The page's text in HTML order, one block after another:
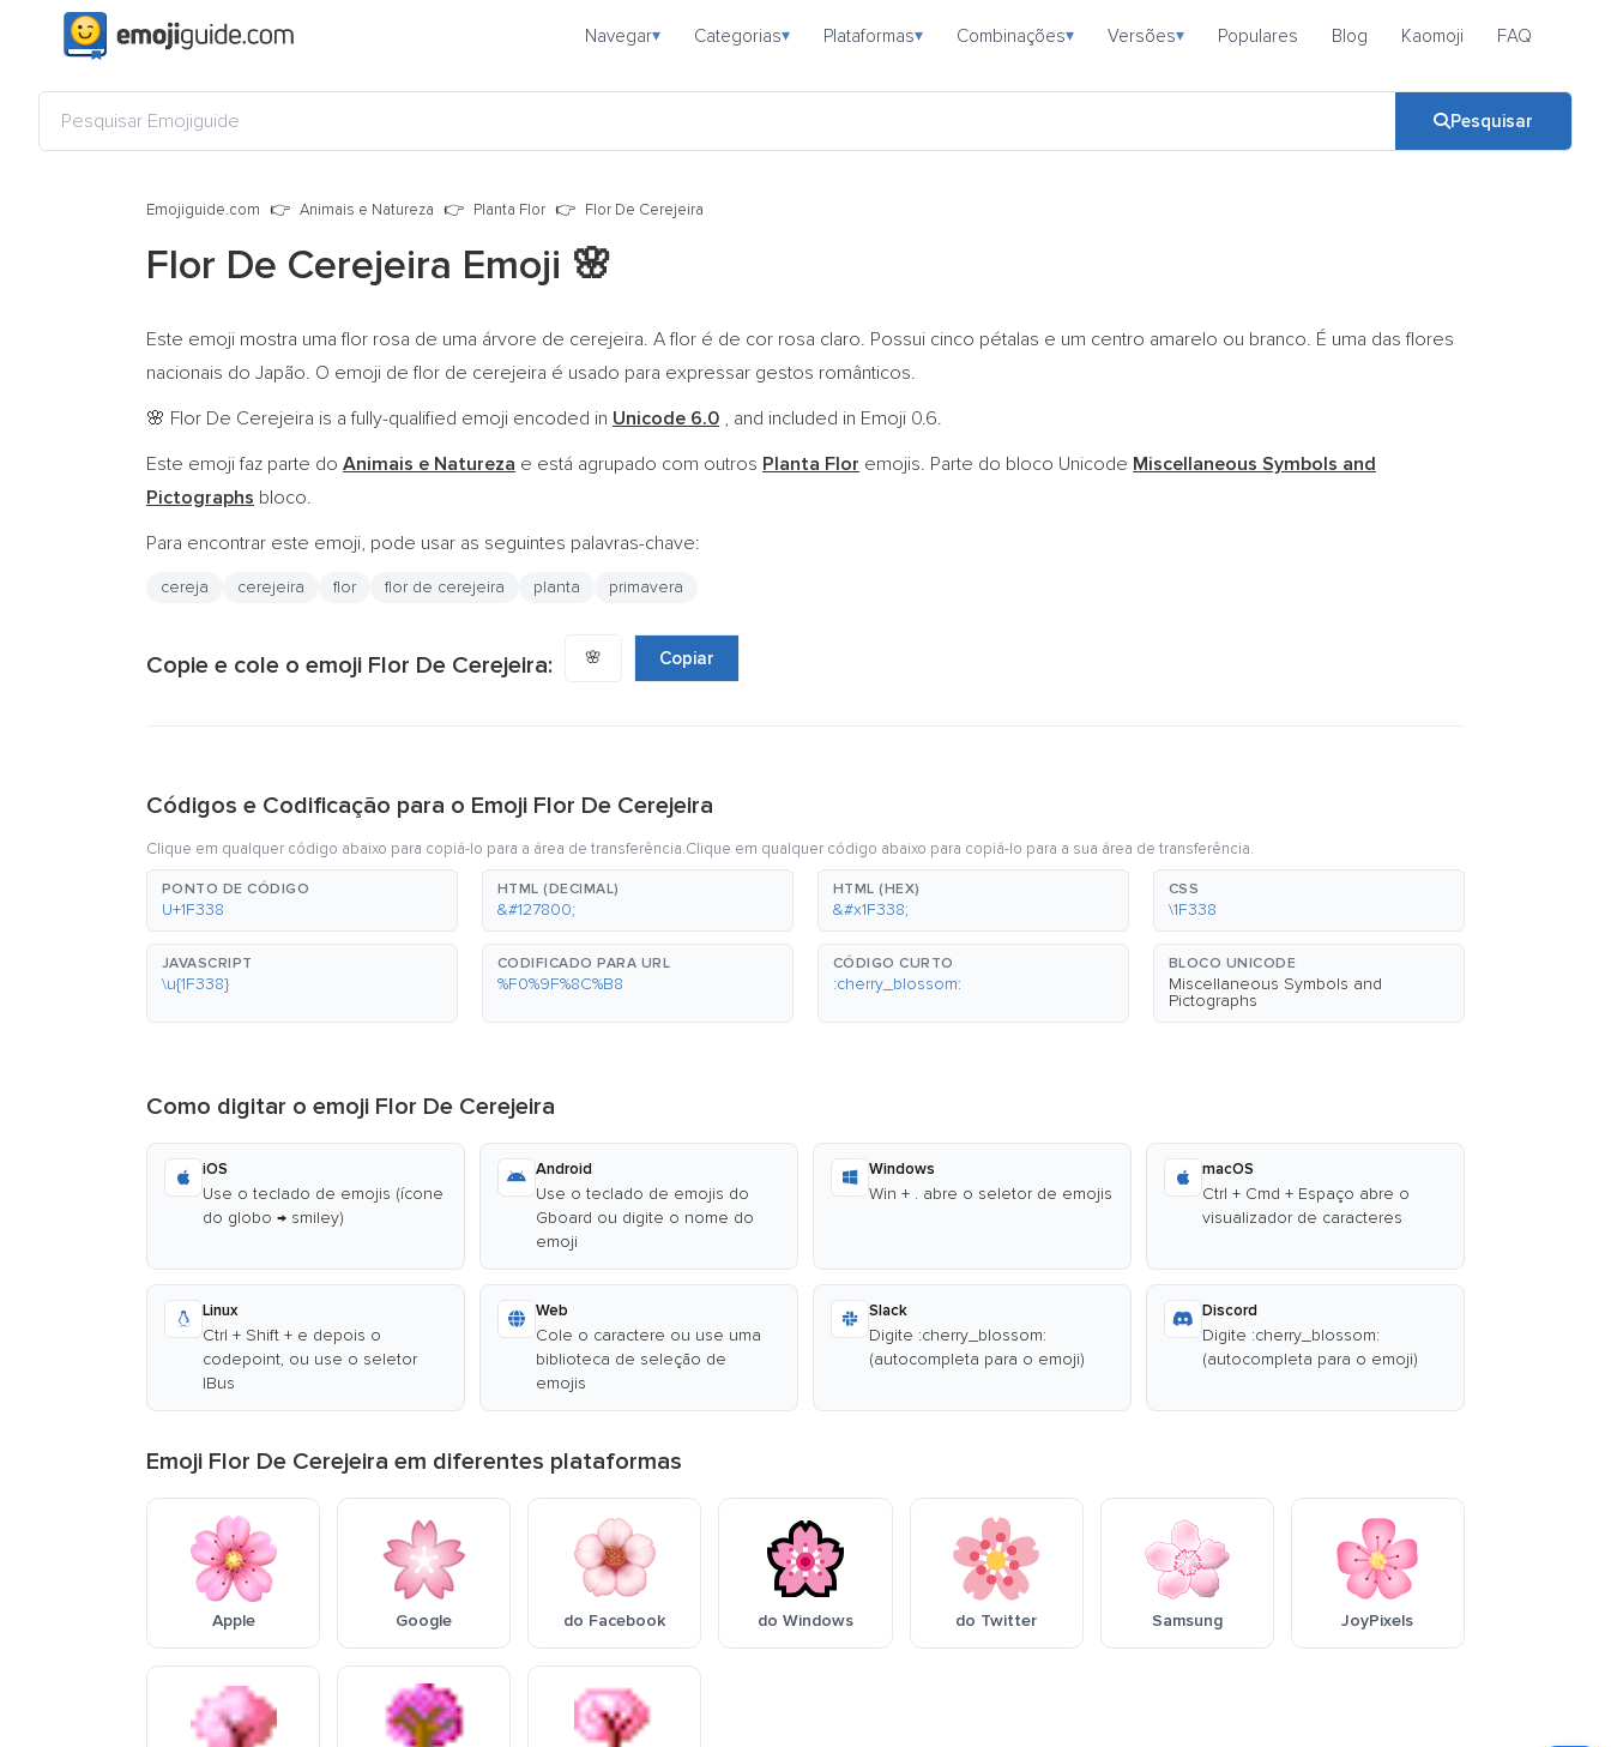
Navegar▾ Categorias▾ Plataformas▾ Combinações▾ Versões▾ Populares Blog Kaomoji FAQ
Pesquisar
Emojiguide.com Animais e Natureza Planta Flor Flor De Cerejeira
Flor De Cerejeira Emoji 🌸
Este emoji mostra uma flor rosa de uma árvore de cerejeira. A flor é de cor rosa claro. Possui cinco pétalas e um centro amarelo ou branco. É uma das flores
nacionais do Japão. O emoji de flor de cerejeira é usado para expressar gestos românticos.
🌸 Flor De Cerejeira is a fully-qualified emoji encoded in Unicode 6.0 , and included in Emoji 0.6.
Este emoji faz parte do Animais e Natureza e está agrupado com outros Planta Flor emojis. Parte do bloco Unicode Miscellaneous Symbols and
Pictographs bloco.
Para encontrar este emoji, pode usar as seguintes palavras-chave:
cereja cerejeira flor flor de cerejeira planta primavera
Copie e cole o emoji Flor De Cerejeira: 🌸 Copiar
Códigos e Codificação para o Emoji Flor De Cerejeira
Clique em qualquer código abaixo para copiá-lo para a área de transferência.Clique em qualquer código abaixo para copiá-lo para a sua área de transferência.
PONTO DE CÓDIGO
U+1F338
HTML (DECIMAL)
&#127800;
HTML (HEX)
&#x1F338;
CSS
\1F338
JAVASCRIPT
\u{1F338}
CODIFICADO PARA URL
%F0%9F%8C%B8
CÓDIGO CURTO
:cherry_blossom:
BLOCO UNICODE
Miscellaneous Symbols and
Pictographs
Como digitar o emoji Flor De Cerejeira
iOS
Use o teclado de emojis (ícone
do globo → smiley)
Android
Use o teclado de emojis do
Gboard ou digite o nome do
emoji
Windows
Win + . abre o seletor de emojis
macOS
Ctrl + Cmd + Espaço abre o
visualizador de caracteres
Linux
Ctrl + Shift + e depois o
codepoint, ou use o seletor
IBus
Web
Cole o caractere ou use uma
biblioteca de seleção de
emojis
Slack
Digite :cherry_blossom:
(autocompleta para o emoji)
Discord
Digite :cherry_blossom:
(autocompleta para o emoji)
Emoji Flor De Cerejeira em diferentes plataformas
Apple Google do Facebook do Windows do Twitter Samsung JoyPixels